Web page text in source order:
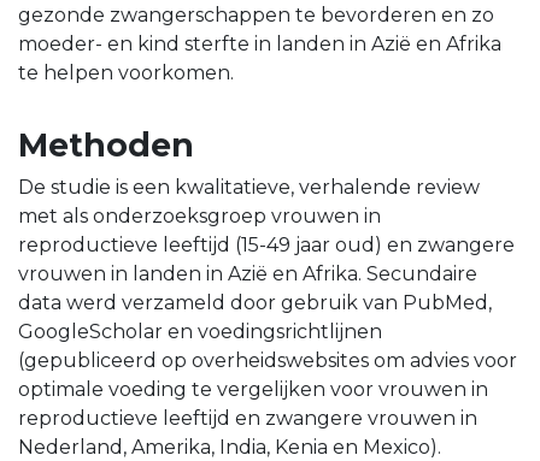
gezonde zwangerschappen te bevorderen en zo
moeder- en kind sterfte in landen in Azië en Afrika
te helpen voorkomen.
Methoden
De studie is een kwalitatieve, verhalende review
met als onderzoeksgroep vrouwen in
reproductieve leeftijd (15-49 jaar oud) en zwangere
vrouwen in landen in Azië en Afrika. Secundaire
data werd verzameld door gebruik van PubMed,
GoogleScholar en voedingsrichtlijnen
(gepubliceerd op overheidswebsites om advies voor
optimale voeding te vergelijken voor vrouwen in
reproductieve leeftijd en zwangere vrouwen in
Nederland, Amerika, India, Kenia en Mexico).